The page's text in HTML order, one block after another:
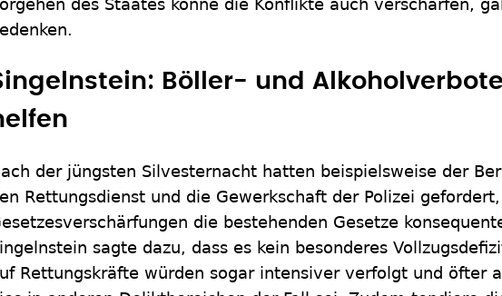
Böller- und
der jüngsten Silvesternacht hatten beispielsweise der
Rettungsdienst und die Gewerkschaft der Polizei
die bestehenden Gesetze
sagte dazu, dass es kein besonderes
Rettungskräfte würden sogar intensiver verfolgt und öfter